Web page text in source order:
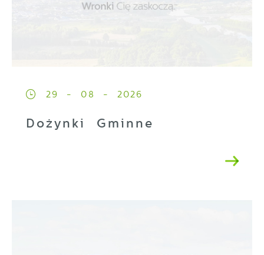
29 - 08 - 2026
Dożynki Gminne